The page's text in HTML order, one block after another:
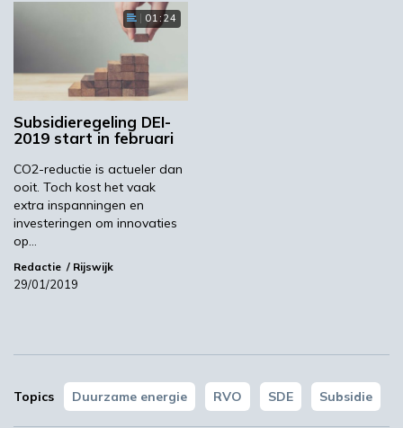
‘Grote groeikansen Europese markt voor biobased
01:24
Subsidieregeling DEI-
2019 start in februari
CO2-reductie is actueler dan
ooit. Toch kost het vaak
extra inspanningen en
investeringen om innovaties
op…
Redactie Rijswijk
29/01/2019
Topics Duurzame energie RVO SDE Subsidie